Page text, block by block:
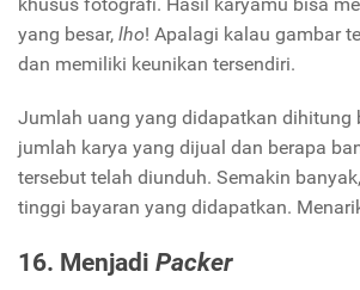
yang besar, lho! Apalagi kalau gambar
dan memiliki keunikan tersendiri.
Jumlah uang yang didapatkan dihitung
jumlah karya yang dijual dan berapa
tersebut telah diunduh. Semakin
tinggi bayaran yang didapatkan.
16. Menjadi Packer